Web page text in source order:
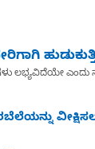
ಲಭ್ಯವಿದೆಯೇ ಎಂದು